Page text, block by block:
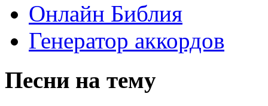
Онлайн Библия
Генератор аккордов
Песни на тему